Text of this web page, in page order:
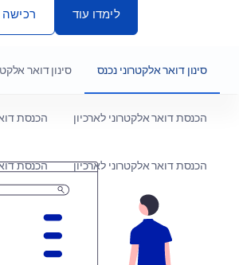
לימדו עוד רכישה
סינון דואר אלקטרוני נכנס סינון דואר
הכנסת דואר אלקטרוני לארכיון הכנסת
הכנסת דואר אלקטרוני לארכיון הכנסת